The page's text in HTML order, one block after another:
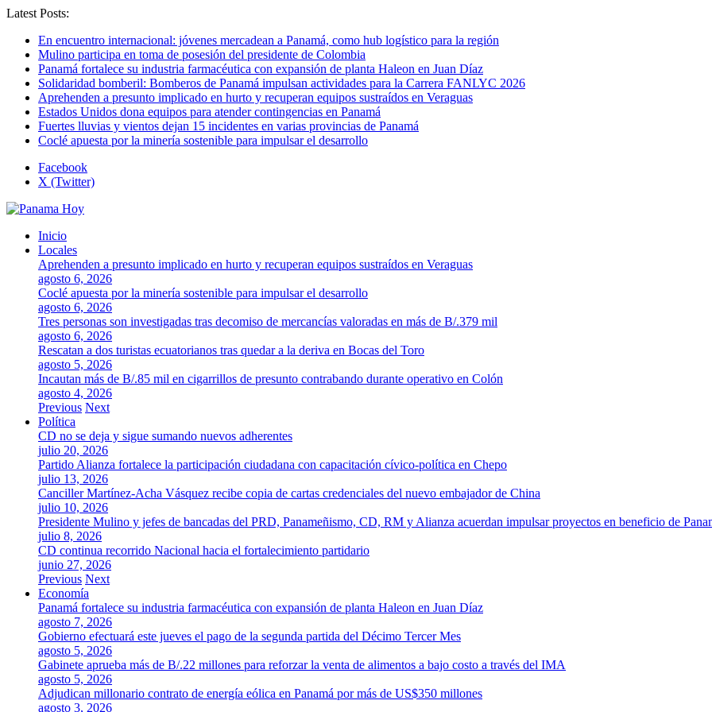
Latest Posts:
En encuentro internacional: jóvenes mercadean a Panamá, como hub logístico para la región
Mulino participa en toma de posesión del presidente de Colombia
Panamá fortalece su industria farmacéutica con expansión de planta Haleon en Juan Díaz
Solidaridad bomberil: Bomberos de Panamá impulsan actividades para la Carrera FANLYC 2026
Aprehenden a presunto implicado en hurto y recuperan equipos sustraídos en Veraguas
Estados Unidos dona equipos para atender contingencias en Panamá
Fuertes lluvias y vientos dejan 15 incidentes en varias provincias de Panamá
Coclé apuesta por la minería sostenible para impulsar el desarrollo
Facebook
X (Twitter)
Inicio
Locales
Aprehenden a presunto implicado en hurto y recuperan equipos sustraídos en Veraguas
agosto 6, 2026
Coclé apuesta por la minería sostenible para impulsar el desarrollo
agosto 6, 2026
Tres personas son investigadas tras decomiso de mercancías valoradas en más de B/.379 mil
agosto 6, 2026
Rescatan a dos turistas ecuatorianos tras quedar a la deriva en Bocas del Toro
agosto 5, 2026
Incautan más de B/.85 mil en cigarrillos de presunto contrabando durante operativo en Colón
agosto 4, 2026
Previous Next
Política
CD no se deja y sigue sumando nuevos adherentes
julio 20, 2026
Partido Alianza fortalece la participación ciudadana con capacitación cívico-política en Chepo
julio 13, 2026
Canciller Martínez-Acha Vásquez recibe copia de cartas credenciales del nuevo embajador de China
julio 10, 2026
Presidente Mulino y jefes de bancadas del PRD, Panameñismo, CD, RM y Alianza acuerdan impulsar proyectos en beneficio de
julio 8, 2026
CD continua recorrido Nacional hacia el fortalecimiento partidario
junio 27, 2026
Previous Next
Economía
Panamá fortalece su industria farmacéutica con expansión de planta Haleon en Juan Díaz
agosto 7, 2026
Gobierno efectuará este jueves el pago de la segunda partida del Décimo Tercer Mes
agosto 5, 2026
Gabinete aprueba más de B/.22 millones para reforzar la venta de alimentos a bajo costo a través del IMA
agosto 5, 2026
Adjudican millonario contrato de energía eólica en Panamá por más de US$350 millones
agosto 3, 2026